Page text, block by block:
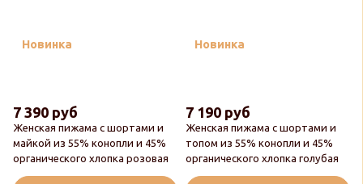
Новинка
Женская пижама с шортами и
майкой из 55% конопли и 45%
органического хлопка розовая
7 390 руб
Новинка
Женская пижама с шортами и
топом из 55% конопли и 45%
органического хлопка голубая
7 190 руб